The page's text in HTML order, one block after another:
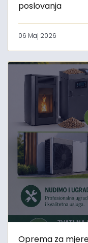
poslovanja
06 Maj 2026
Oprema za